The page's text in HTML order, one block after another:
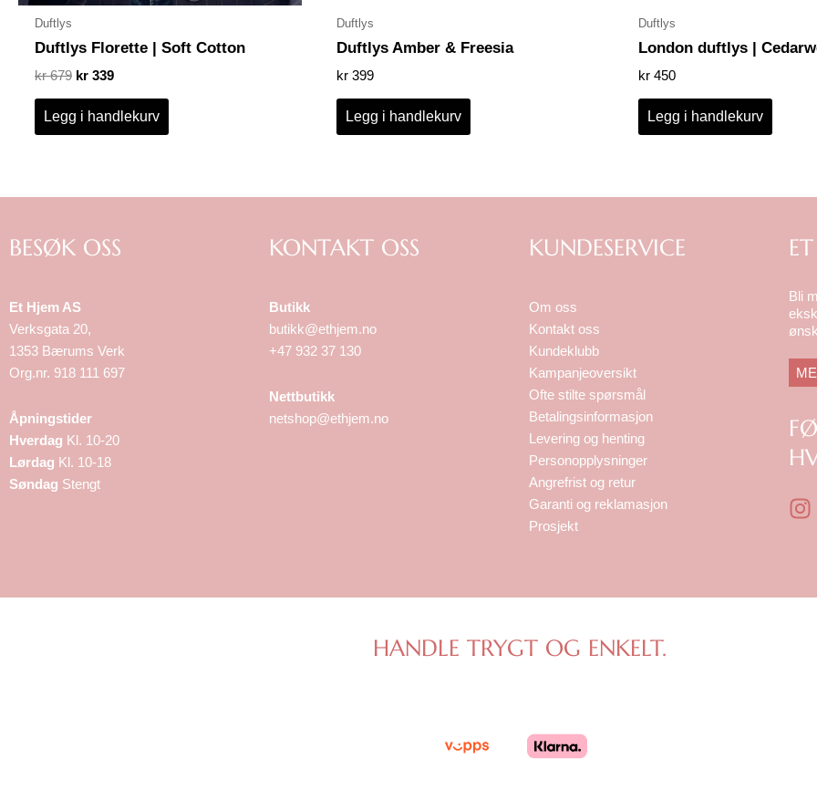
Duftlys
Duftlys Florette | Soft Cotton
kr679 kr 339
Legg i handlekurv
Duftlys
Duftlys Amber & Freesia
kr 399
Legg i handlekurv
Duftlys
London duftlys |
kr 450
Legg i handlekurv
BESØK OSS
Et Hjem AS
Verksgata 20,
1353 Bærums Verk
Org.nr. 918 111 697
Åpningstider
Hverdag Kl. 10-20
Lørdag Kl. 10-18
Søndag Stengt
KONTAKT OSS
Butikk
butikk@ethjem.no
+47 932 37 130
Nettbutikk
netshop@ethjem.no
KUNDESERVICE
Om oss
Kontakt oss
Kundeklubb
Kampanjeoversikt
Ofte stilte spørsmål
Betalingsinformasjon
Levering og henting
Personopplysninger
Angrefrist og retur
Garanti og reklamasjon
Prosjekt
Bli
I
a
HANDLE TRYGT OG ENKELT.